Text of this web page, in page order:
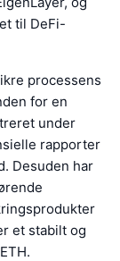
til DeFi-
processens
for en
under
rapporter
Desuden har
et stabilt og